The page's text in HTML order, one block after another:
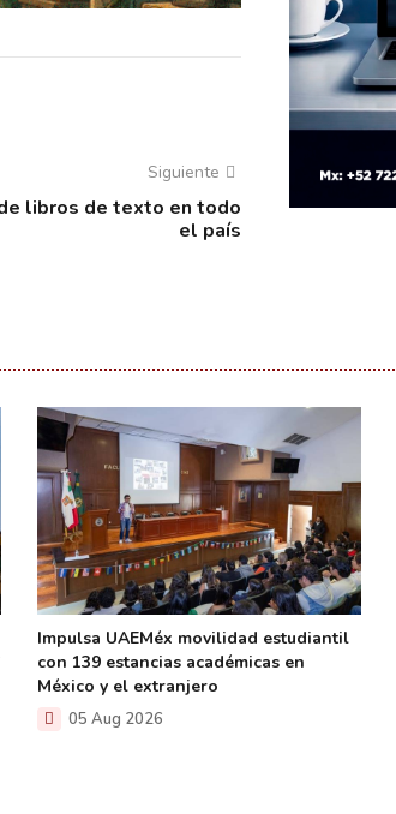
Siguiente
libros de texto en todo
el país
Impulsa UAEMéx movilidad estudiantil
con 139 estancias académicas en
México y el extranjero
05 Aug 2026